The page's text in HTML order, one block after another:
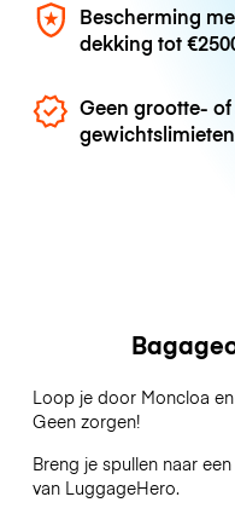
Bescherming
dekking tot
Geen grootte- of
gewichtslimieten
Loop je door Moncloa
Geen zorgen!
Breng je spullen naar
van LuggageHero.